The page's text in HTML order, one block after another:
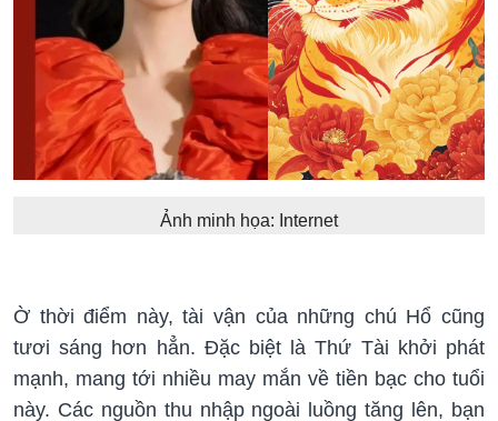
Ảnh minh họa: Internet
Ờ thời điểm này, tài vận của những chú Hổ cũng
tươi sáng hơn hẳn. Đặc biệt là Thứ Tài khởi phát
mạnh, mang tới nhiều may mắn về tiền bạc cho tuổi
này. Các nguồn thu nhập ngoài luồng tăng lên, bạn